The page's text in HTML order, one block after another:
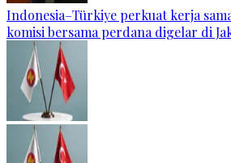
Indonesia–Türkiye perkuat kerja
komisi bersama perdana digelar di